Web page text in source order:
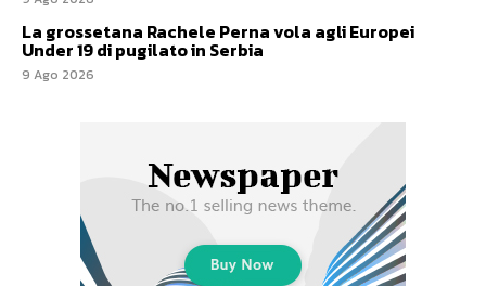
La grossetana Rachele Perna vola agli Europei
Under 19 di pugilato in Serbia
9 Ago 2026